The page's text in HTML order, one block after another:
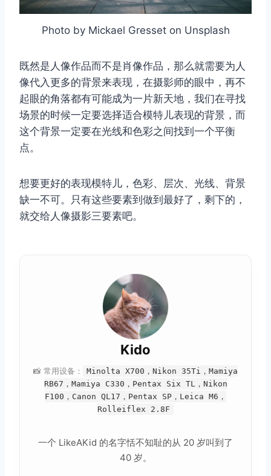
Photo by Mickael Gresset on Unsplash
既然是人像作品而不是肖像作品，那么就需要为人
像代入更多的背景来表现，在摄影师的眼中，再不
起眼的角落都有可能成为一片新天地，我们在寻找
场景的时候一定要选择适合模特儿表现的背景，而
这个背景一定要在光线和色彩之间找到一个平衡
点。
想要更好的表现模特儿，色彩、层次、光线、背景
缺一不可。只有这些要素到做到最好了，剩下的，
就交给人像摄影三要素吧。
Kido
📸 常用设备：
Minolta X700，Nikon 35Ti，Mamiya
RB67，Mamiya C330，Pentax Six TL，Nikon
F100，Canon QL17，Pentax SP，Leica M6，
Rolleiflex 2.8F
一个 LikeAKid 的名字恬不知耻的从 20 岁叫到了
40 岁。